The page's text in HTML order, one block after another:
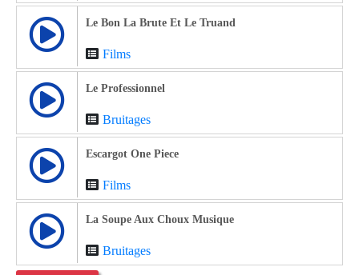
Le Bon La Brute Et Le Truand
Films
Le Professionnel
Bruitages
Escargot One Piece
Films
La Soupe Aux Choux Musique
Bruitages